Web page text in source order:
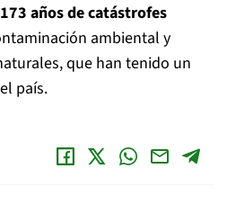
años de catástrofes
ambiental y
que han tenido un
país.